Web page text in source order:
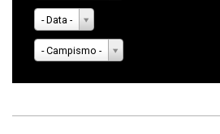
- Data -
- Campismo -